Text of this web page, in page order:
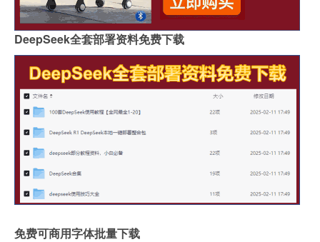
DeepSeek全套部署资料免费下载
免费可商用字体批量下载